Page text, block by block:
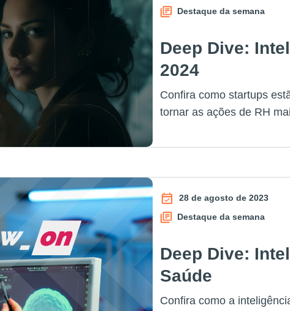
Destaque da semana
Deep Dive:
2024
Confira como startups
tornar as ações de RH
28 de agosto de 2023
Destaque da semana
Deep Dive:
Saúde
Confira como a